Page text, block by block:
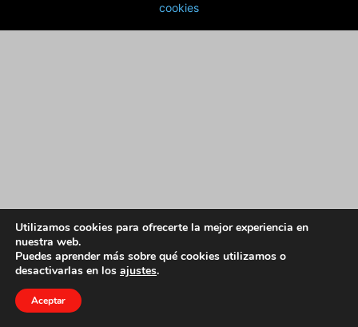
cookies
Utilizamos cookies para ofrecerte la mejor experiencia en
nuestra web.
Puedes aprender más sobre qué cookies utilizamos o
desactivarlas en los ajustes.
Aceptar